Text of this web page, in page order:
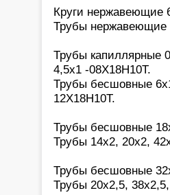
Круги нержавеющие
Трубы нержавеющие
Трубы капиллярные
4,5х1 -08Х18Н10Т.
Трубы бесшовные
12Х18Н10Т.
Трубы бесшовные
Трубы 14х2, 20х2,
Трубы бесшовные
Трубы 20х2,5,